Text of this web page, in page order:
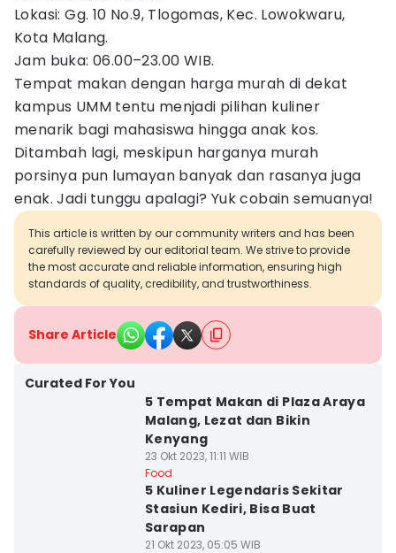
Lokasi: Gg. 10 No.9, Tlogomas, Kec. Lowokwaru,
Kota Malang.
Jam buka: 06.00–23.00 WIB.
Tempat makan dengan harga murah di dekat
kampus UMM tentu menjadi pilihan kuliner
menarik bagi mahasiswa hingga anak kos.
Ditambah lagi, meskipun harganya murah
porsinya pun lumayan banyak dan rasanya juga
enak. Jadi tunggu apalagi? Yuk cobain semuanya!
This article is written by our community writers and has been
carefully reviewed by our editorial team. We strive to provide
the most accurate and reliable information, ensuring high
standards of quality, credibility, and trustworthiness.
Share Article
Curated For You
5 Tempat Makan di Plaza Araya
Malang, Lezat dan Bikin
Kenyang
23 Okt 2023, 11:11 WIB
Food
5 Kuliner Legendaris Sekitar
Stasiun Kediri, Bisa Buat
Sarapan
21 Okt 2023, 05:05 WIB